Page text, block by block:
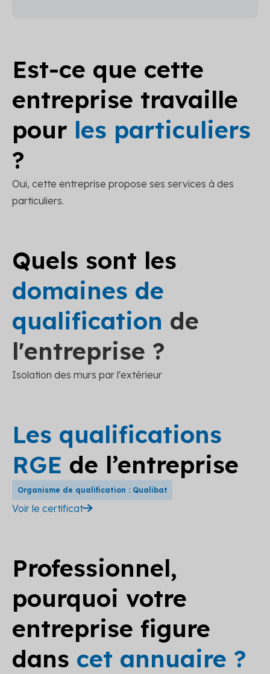
Est-ce que cette
entreprise travaille
pour les particuliers
?
Oui, cette entreprise propose ses services à des
particuliers.
Quels sont les
domaines de
qualification de
l'entreprise ?
Isolation des murs par l'extérieur
Les qualifications
RGE de l’entreprise
Organisme de qualification : Qualibat
Voir le certificat
Professionnel,
pourquoi votre
entreprise figure
dans cet annuaire ?